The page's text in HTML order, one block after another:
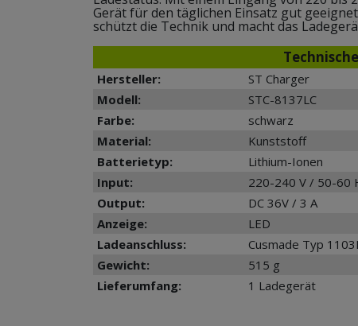
Gerät für den täglichen Einsatz gut
schützt die Technik und macht das
Hersteller:
ST Charger
Modell:
STC-8137LC
Farbe:
schwarz
Material:
Kunststoff
Batterietyp:
Lithium-Ionen
Input:
220-240 V / 50-60
Output:
DC 36V / 3 A
Anzeige:
LED
Ladeanschluss:
Cusmade Typ
Gewicht:
515 g
Lieferumfang:
1 Ladegerät